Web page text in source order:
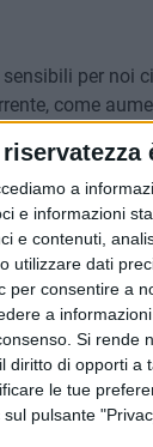
a
e informazioni
e contenuti,
utilizzare dati
per consentire a
a
Si rende
diritto di opporti
le tue
pulsante
per noi
come
delle
concluso
AGOSTO 2026
in un
Calace,